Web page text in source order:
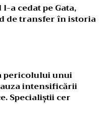
a cedat pe Gata,
de transfer în istoria
pericolului unui
intensificării
Specialiștii cer